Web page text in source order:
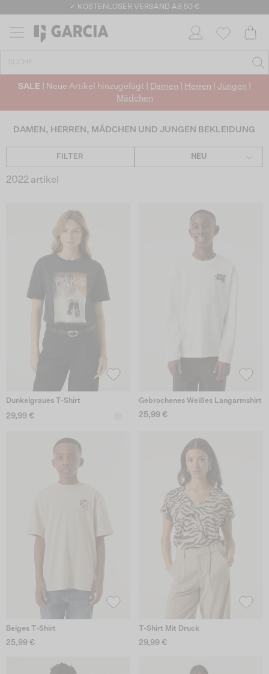
✓ KOSTENLOSER VERSAND AB 50 €
SALE | Neue Artikel hinzugefügt | Damen Herren Jungen
Mädchen
DAMEN, HERREN, MÄDCHEN UND JUNGEN BEKLEIDUNG
FILTER NEU
2022 artikel
Dunkelgraues T-Shirt
29,99 €
Gebrochenes Weißes Langarmshirt
25,99 €
Beiges T-Shirt
25,99 €
T-Shirt Mit Druck
29,99 €